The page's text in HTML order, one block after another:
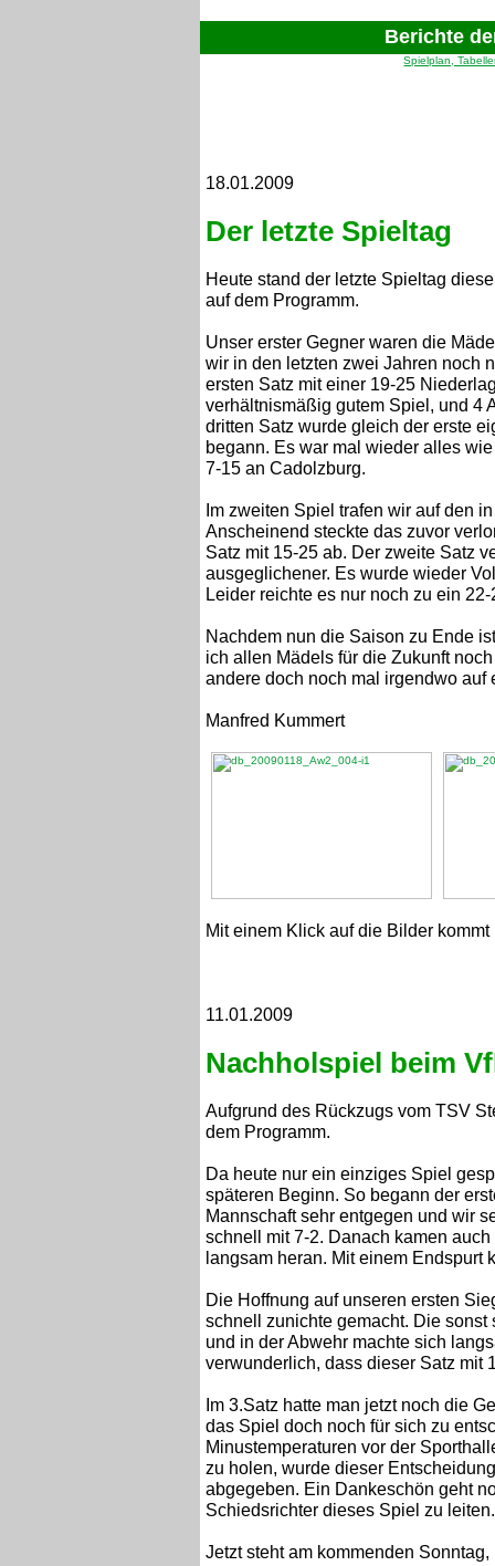
Berichte
Spielplan,
18.01.2009
Der letzte Spieltag
Heute stand der letzte Spieltag
auf dem Programm.
Unser erster Gegner waren die
wir in den letzten zwei Jahren noch
ersten Satz mit einer 19-25
verhältnismäßig gutem Spiel, und 4
dritten Satz wurde gleich der erste
begann. Es war mal wieder alles
7-15 an Cadolzburg.
Im zweiten Spiel trafen wir auf den
Anscheinend steckte das zuvor
Satz mit 15-25 ab. Der zweite Satz
ausgeglichener. Es wurde wieder
Leider reichte es nur noch zu ein
Nachdem nun die Saison zu Ende
ich allen Mädels für die Zukunft
andere doch noch mal irgendwo auf
Manfred Kummert
Mit einem Klick auf die Bilder
11.01.2009
Nachholspiel beim
Aufgrund des Rückzugs vom TSV
dem Programm.
Da heute nur ein einziges Spiel
späteren Beginn. So begann der
Mannschaft sehr entgegen und wir
schnell mit 7-2. Danach kamen
langsam heran. Mit einem Endspurt
Die Hoffnung auf unseren ersten
schnell zunichte gemacht. Die
und in der Abwehr machte sich
verwunderlich, dass dieser Satz mit
Im 3.Satz hatte man jetzt noch die
das Spiel doch noch für sich zu
Minustemperaturen vor der
zu holen, wurde dieser
abgegeben. Ein Dankeschön geht
Schiedsrichter dieses Spiel zu leiten.
Jetzt steht am kommenden